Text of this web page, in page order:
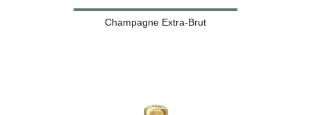
Champagne Extra-Brut